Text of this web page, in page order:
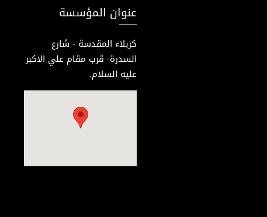
عنوان المؤسسة
كربلاء المقدسة - شارع
السدرة- قرب مقام علي الاكبر
عليه السلام.